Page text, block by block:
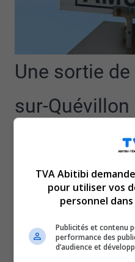
Une sortie
sur-Quévillon
embardée en
a effectué plusieurs
dans le fossé. Elle était
La victime est Isabelle
Et selon la Sûreté du
TVA Abitibi
pour utiliser vos
personnel
Publicités et contenu
performance des
d’audience et